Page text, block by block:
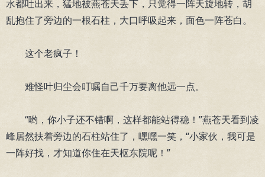
水都吐出来，猛地被燕苍天丢下，只觉得一阵天旋地转，胡
乱抱住了旁边的一根石柱，大口呼吸起来，面色一阵苍白。
这个老疯子！
难怪叶归尘会叮嘱自己千万要离他远一点。
“哟，你小子还不错啊，这样都能站得稳！”燕苍天看到凌
峰居然扶着旁边的石柱站住了，嘿嘿一笑，“小家伙，我可是
一阵好找，才知道你住在天枢东院呢！”